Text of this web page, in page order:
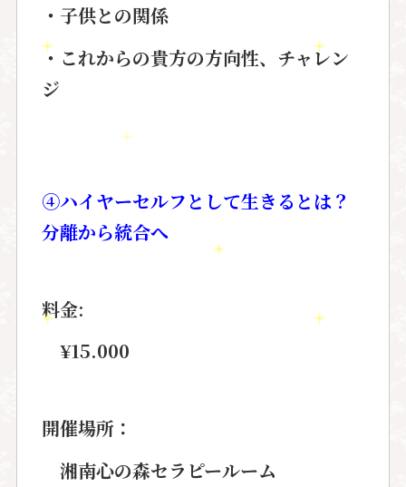
・子供との関係
・これからの貴方の方向性、チャレン
ジ
④ハイヤーセルフとして生きるとは？
分離から統合へ
料金:
¥15.000
開催場所：
湘南心の森セラピールーム